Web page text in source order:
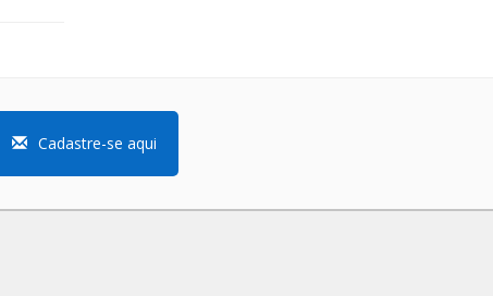
Cadastre-se aqui